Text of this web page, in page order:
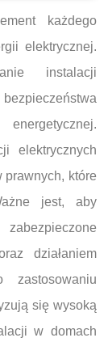
każdego
elektrycznej.
instalacji
elektrycznych
prawnych, które
jest, aby
działaniem
się wysoką
w domach